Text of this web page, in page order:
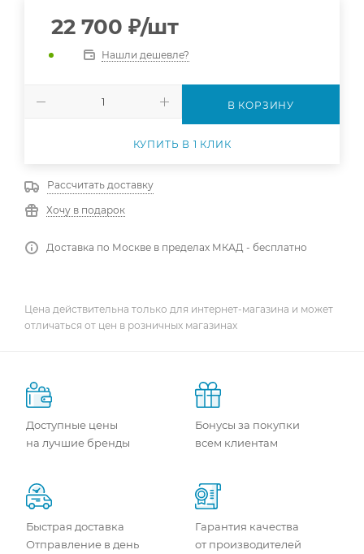
22 700 ₽/шт
Нашли дешевле?
В КОРЗИНУ
КУПИТЬ В 1 КЛИК
Рассчитать доставку
Хочу в подарок
Доставка по Москве в пределах МКАД - бесплатно
Цена действительна только для интернет-магазина и может
отличаться от цен в розничных магазинах
Доступные цены
на лучшие бренды
Бонусы за покупки
всем клиентам
Быстрая доставка
Отправление в день
Гарантия качества
от производителей